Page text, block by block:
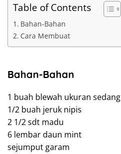
Table of Contents
Bahan-Bahan
Cara Membuat
Bahan-Bahan
1 buah blewah ukuran sedang
1/2 buah jeruk nipis
2 1/2 sdt madu
6 lembar daun mint
sejumput garam